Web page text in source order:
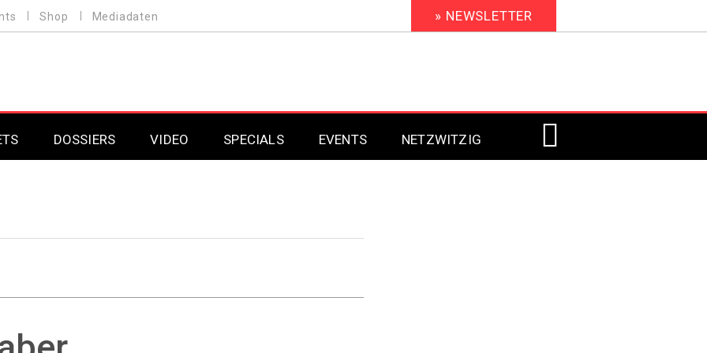
Shop Mediadaten » NEWSLETTER
DOSSIERS
DAB+
VIDEO SPECIALS
Professional AV & Digital Signage 2020
EVENTS NETZWITZIG